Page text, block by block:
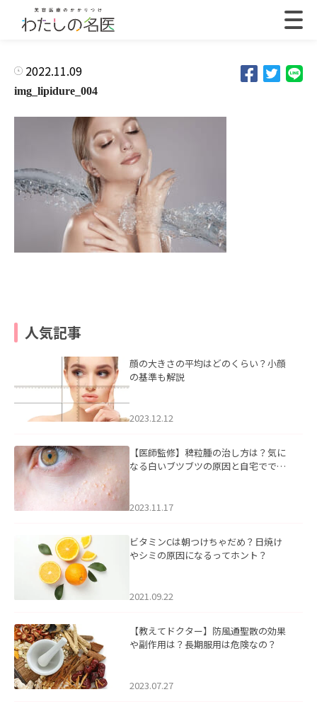
2022.11.09
img_lipidure_004
人気記事
顔の大きさの平均はどのくらい？小顔
の基準も解説
2023.12.12
【医師監修】稗粒腫の治し方は？気に
なる白いブツブツの原因と自宅ででき
2023.11.17
ビタミンCは朝つけちゃだめ？日焼け
やシミの原因になるってホント？
2021.09.22
【教えてドクター】防風通聖散の効果
や副作用は？長期服用は危険なの？
2023.07.27